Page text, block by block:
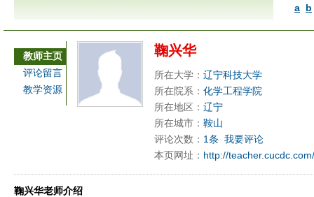
a b
教师主页
评论留言
教学资源
鞠兴华
所在大学： 辽宁科技大学
所在院系： 化学工程学院
所在地区： 辽宁
所在城市： 鞍山
评论次数： 1条 我要评论
本页网址： http://
鞠兴华老师介绍